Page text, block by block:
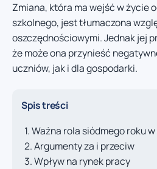
Zmiana, która ma wejść w życie
szkolnego, jest tłumaczona
oszczędnościowymi. Jednak jej
że może ona przynieść
uczniów, jak i dla gospodarki.
Spis treści
Ważna rola siódmego roku
Argumenty za i przeciw
Wpływ na rynek pracy